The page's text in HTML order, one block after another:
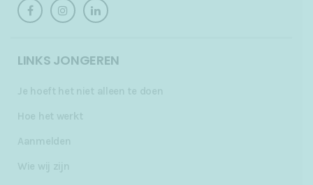
LINKS JONGEREN